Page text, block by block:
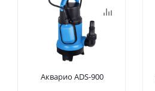
Акварио ADS-900